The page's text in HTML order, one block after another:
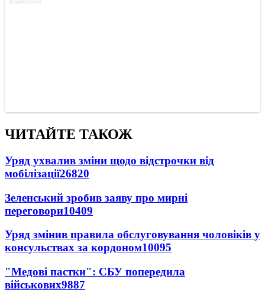
ЧИТАЙТЕ ТАКОЖ
Уряд ухвалив зміни щодо відстрочки від
мобілізації26820
Зеленський зробив заяву про мирні
переговори10409
Уряд змінив правила обслуговування чоловіків у
консульствах за кордоном10095
"Медові пастки": СБУ попередила
військових9887